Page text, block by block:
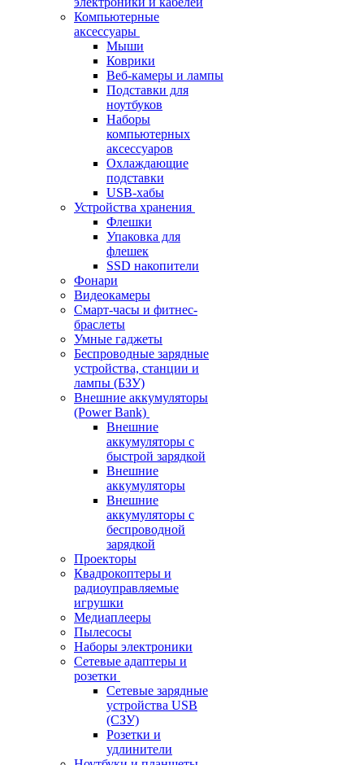
Компьютерные
аксессуары
Мыши
Коврики
Веб-камеры и лампы
Подставки для
ноутбуков
Наборы
компьютерных
аксессуаров
Охлаждающие
подставки
USB-хабы
Устройства хранения
Флешки
Упаковка для
флешек
SSD накопители
Фонари
Видеокамеры
Смарт-часы и фитнес-
браслеты
Умные гаджеты
Беспроводные зарядные
устройства, станции и
лампы (БЗУ)
Внешние аккумуляторы
(Power Bank)
Внешние
аккумуляторы с
быстрой зарядкой
Внешние
аккумуляторы
Внешние
аккумуляторы с
беспроводной
зарядкой
Проекторы
Квадрокоптеры и
радиоуправляемые
игрушки
Медиаплееры
Пылесосы
Наборы электроники
Сетевые адаптеры и
розетки
Сетевые зарядные
устройства USB
(СЗУ)
Розетки и
удлинители